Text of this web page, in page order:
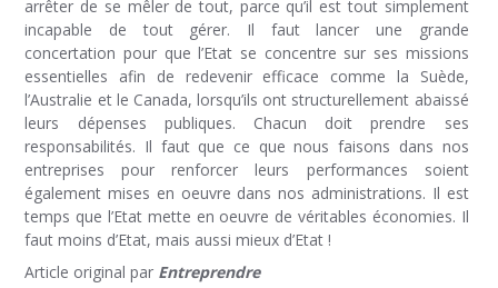
arrêter de se mêler de tout, parce qu’il est tout simplement
incapable de tout gérer. Il faut lancer une grande
concertation pour que l’Etat se concentre sur ses missions
essentielles afin de redevenir efficace comme la Suède,
l’Australie et le Canada, lorsqu’ils ont structurellement abaissé
leurs dépenses publiques. Chacun doit prendre ses
responsabilités. Il faut que ce que nous faisons dans nos
entreprises pour renforcer leurs performances soient
également mises en oeuvre dans nos administrations. Il est
temps que l’Etat mette en oeuvre de véritables économies. Il
faut moins d’Etat, mais aussi mieux d’Etat !
Article original par Entreprendre